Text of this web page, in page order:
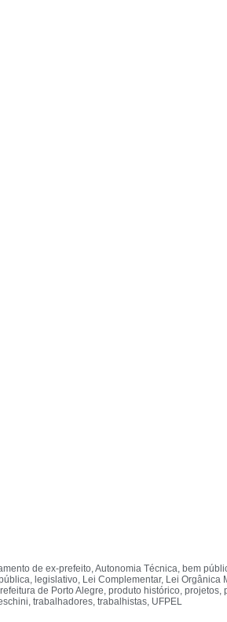
de ex-prefeito,Autonomia Técnica, bem
, legislativo, Lei Complementar, Lei Orgânica
de Porto Alegre, produto histórico, projetos,
, trabalhadores, trabalhistas, UFPEL